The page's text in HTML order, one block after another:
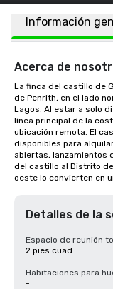
Información
Acerca de
La finca del castillo de
de Penrith, en el lado
Lagos. Al estar a solo
línea principal de la
ubicación remota. El
disponibles para
abiertas, lanzamientos
del castillo al Distrito
oeste lo convierten en
Detalles de la
Espacio de reunión
2 pies cuad.
Habitaciones para
-